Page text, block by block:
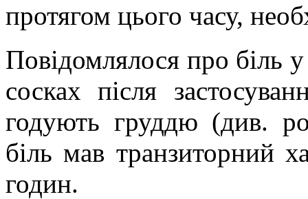
протягом цього часу,
Повідомлялося про біль
сосках після
годують груддю (див.
біль мав транзиторний
годин.